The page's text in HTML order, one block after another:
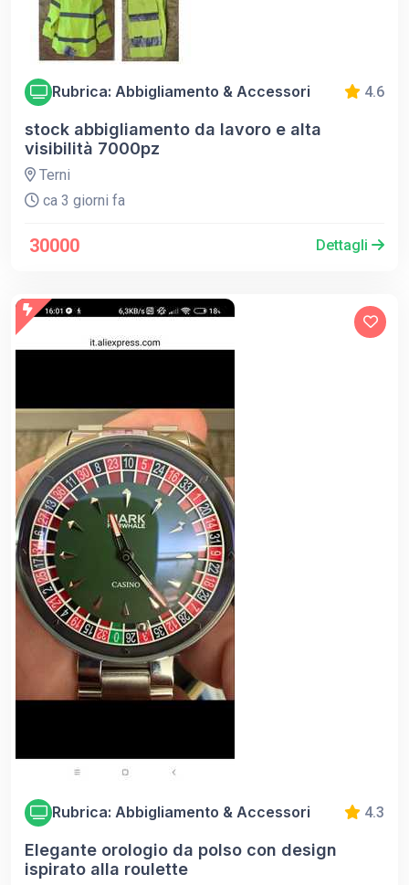
Rubrica: Abbigliamento & Accessori 4.6
stock abbigliamento da lavoro e alta
visibilità 7000pz
Terni
ca 3 giorni fa
30000 Dettagli
Rubrica: Abbigliamento & Accessori 4.3
Elegante orologio da polso con design
ispirato alla roulette